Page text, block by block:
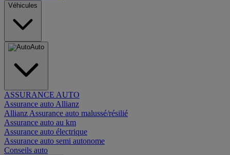
Véhicules
Auto
ASSURANCE AUTO
Assurance auto Allianz
Allianz Assurance auto malussé/résilié
Assurance auto au km
Assurance auto électrique
Assurance auto semi autonome
Conseils auto